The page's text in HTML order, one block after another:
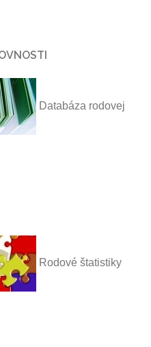
Databáza rodovej
Rodové štatistiky